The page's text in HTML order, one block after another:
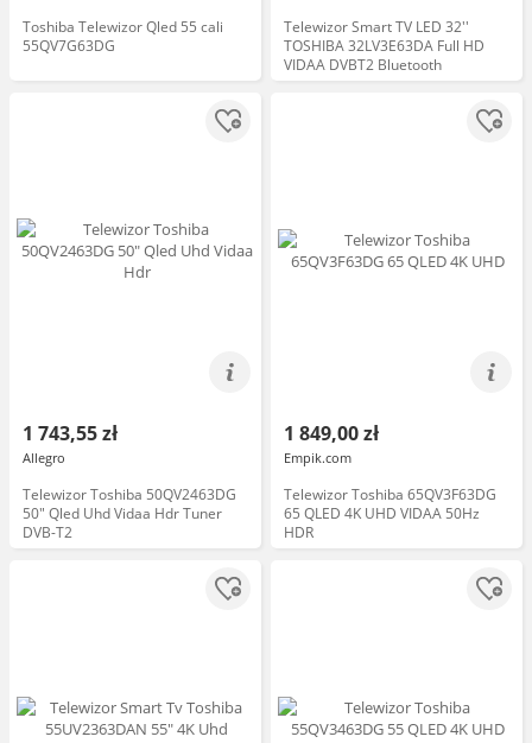
Toshiba Telewizor Qled 55 cali
55QV7G63DG
Telewizor Smart TV LED 32''
TOSHIBA 32LV3E63DA Full HD
VIDAA DVBT2 Bluetooth
1 743,55 zł
Allegro
Telewizor Toshiba 50QV2463DG
50" Qled Uhd Vidaa Hdr Tuner
DVB-T2
1 849,00 zł
Empik.com
Telewizor Toshiba 65QV3F63DG
65 QLED 4K UHD VIDAA 50Hz
HDR